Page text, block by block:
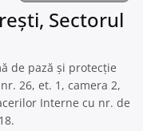
Sectorul
de pază și protecție
26, et. 1, camera 2,
Interne cu nr. de